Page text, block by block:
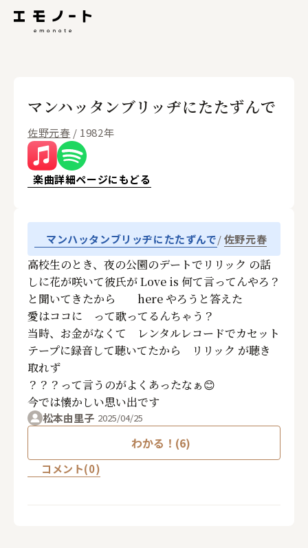
マンハッタンブリッヂにたたずんで
佐野元春 / 1982年
楽曲詳細ページにもどる
マンハッタンブリッヂにたたずんで 佐野元春
高校生のとき、夜の公園のデートでリリック の話
しに花が咲いて彼氏が Love is 何て言ってんやろ？
と聞いてきたから here やろうと答えた
愛はココに って歌ってるんちゃう？
当時、お金がなくて レンタルレコードでカセット
テープに録音して聴いてたから リリック が聴き
取れず
？？？って言うのがよくあったなぁ😊
今では懐かしい思い出です
松本由里子 2025/04/25
わかる！(6)
コメント(0)